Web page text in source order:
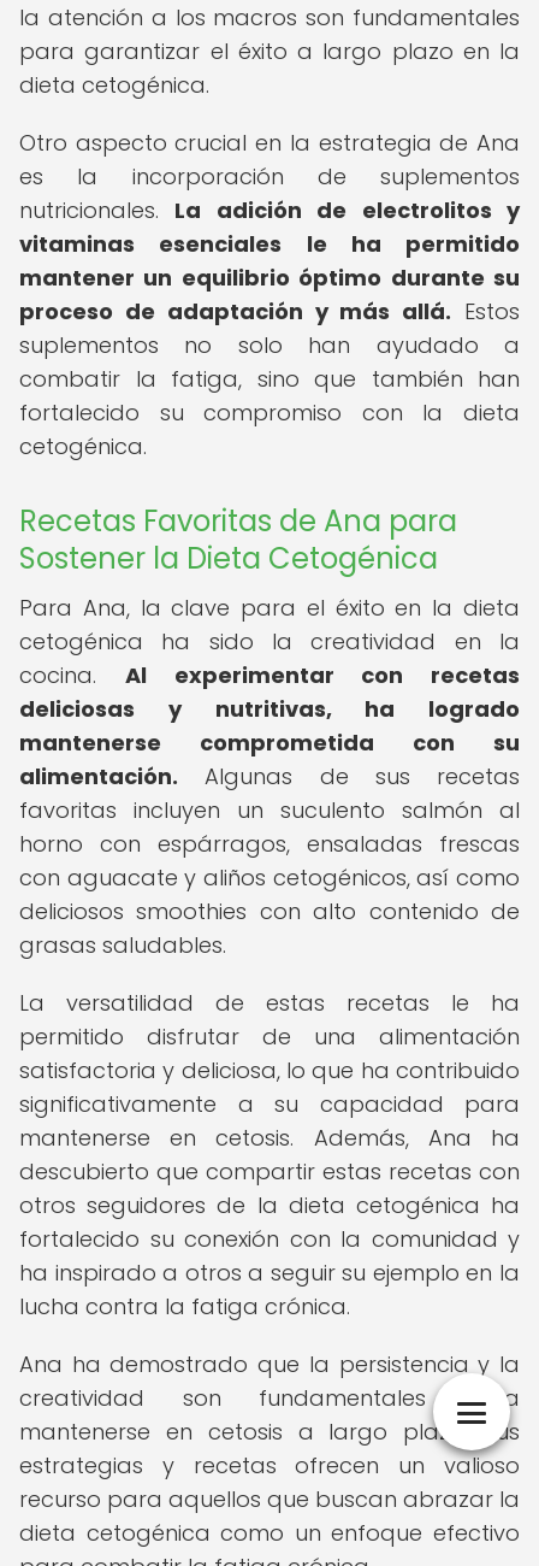
la atención a los macros son fundamentales
para garantizar el éxito a largo plazo en la
dieta cetogénica.
Otro aspecto crucial en la estrategia de Ana
es la incorporación de suplementos
nutricionales. La adición de electrolitos y
vitaminas esenciales le ha permitido
mantener un equilibrio óptimo durante su
proceso de adaptación y más allá. Estos
suplementos no solo han ayudado a
combatir la fatiga, sino que también han
fortalecido su compromiso con la dieta
cetogénica.
Recetas Favoritas de Ana para
Sostener la Dieta Cetogénica
Para Ana, la clave para el éxito en la dieta
cetogénica ha sido la creatividad en la
cocina. Al experimentar con recetas
deliciosas y nutritivas, ha logrado
mantenerse comprometida con su
alimentación. Algunas de sus recetas
favoritas incluyen un suculento salmón al
horno con espárragos, ensaladas frescas
con aguacate y aliños cetogénicos, así como
deliciosos smoothies con alto contenido de
grasas saludables.
La versatilidad de estas recetas le ha
permitido disfrutar de una alimentación
satisfactoria y deliciosa, lo que ha contribuido
significativamente a su capacidad para
mantenerse en cetosis. Además, Ana ha
descubierto que compartir estas recetas con
otros seguidores de la dieta cetogénica ha
fortalecido su conexión con la comunidad y
ha inspirado a otros a seguir su ejemplo en la
lucha contra la fatiga crónica.
Ana ha demostrado que la persistencia y la
creatividad son fundamentales para
mantenerse en cetosis a largo plazo. Sus
estrategias y recetas ofrecen un valioso
recurso para aquellos que buscan abrazar la
dieta cetogénica como un enfoque efectivo